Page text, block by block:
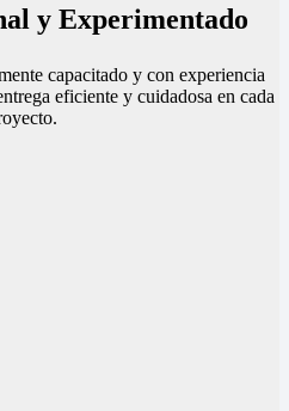
y Experimentado
capacitado y con experiencia
eficiente y cuidadosa en cada